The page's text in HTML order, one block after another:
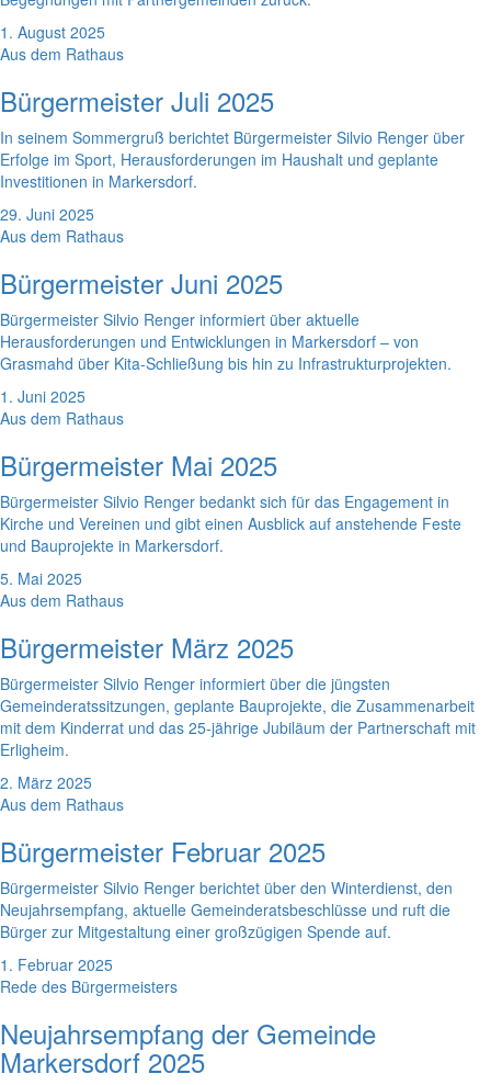
1. August 2025
Aus dem Rathaus
Bürgermeister Juli 2025
In seinem Sommergruß berichtet Bürgermeister Silvio Renger über
Erfolge im Sport, Herausforderungen im Haushalt und geplante
Investitionen in Markersdorf.
29. Juni 2025
Aus dem Rathaus
Bürgermeister Juni 2025
Bürgermeister Silvio Renger informiert über aktuelle
Herausforderungen und Entwicklungen in Markersdorf – von
Grasmahd über Kita-Schließung bis hin zu Infrastrukturprojekten.
1. Juni 2025
Aus dem Rathaus
Bürgermeister Mai 2025
Bürgermeister Silvio Renger bedankt sich für das Engagement in
Kirche und Vereinen und gibt einen Ausblick auf anstehende Feste
und Bauprojekte in Markersdorf.
5. Mai 2025
Aus dem Rathaus
Bürgermeister März 2025
Bürgermeister Silvio Renger informiert über die jüngsten
Gemeinderatssitzungen, geplante Bauprojekte, die Zusammenarbeit
mit dem Kinderrat und das 25-jährige Jubiläum der Partnerschaft mit
Erligheim.
2. März 2025
Aus dem Rathaus
Bürgermeister Februar 2025
Bürgermeister Silvio Renger berichtet über den Winterdienst, den
Neujahrsempfang, aktuelle Gemeinderatsbeschlüsse und ruft die
Bürger zur Mitgestaltung einer großzügigen Spende auf.
1. Februar 2025
Rede des Bürgermeisters
Neujahrsempfang der Gemeinde
Markersdorf 2025